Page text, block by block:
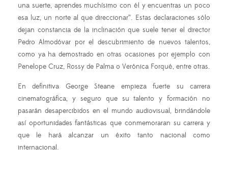
una suerte, aprendes muchísimo con él y encuentras un poco
esa luz, un norte al que direccionar”. Estas declaraciones sólo
dejan constancia de la inclinación que suele tener el director
Pedro Almodóvar por el descubrimiento de nuevos talentos,
como ya ha demostrado en otras ocasiones por ejemplo con
Penelope Cruz, Rossy de Palma o Verónica Forqué, entre otras.
En definitiva George Steane empieza fuerte su carrera
cinematográfica, y seguro que su talento y formación no
pasarán desapercibidos en el mundo audiovisual, brindándole
así oportunidades fantásticas que conmemoraran su carrera y
que le hará alcanzar un éxito tanto nacional como
internacional.